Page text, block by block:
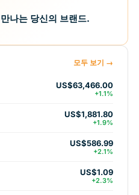
나는 당신의 브랜드.
모두 보기 →
US$63,466.00
+1.1%
US$1,881.80
+1.9%
US$586.99
+2.1%
US$1.09
+2.3%